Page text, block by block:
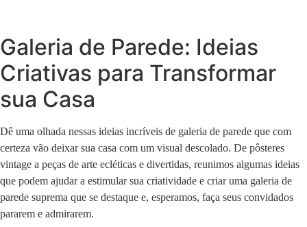
Galeria de Parede: Ideias
Criativas para Transformar
sua Casa
Dê uma olhada nessas ideias incríveis de galeria de parede que com
certeza vão deixar sua casa com um visual descolado. De pôsteres
vintage a peças de arte ecléticas e divertidas, reunimos algumas ideias
que podem ajudar a estimular sua criatividade e criar uma galeria de
parede suprema que se destaque e, esperamos, faça seus convidados
pararem e admirarem.